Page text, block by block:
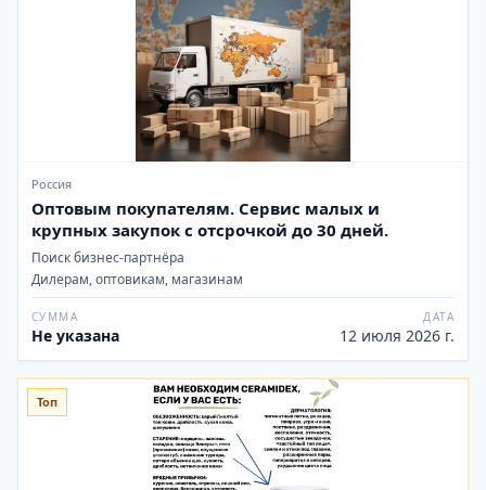
Россия
Оптовым покупателям. Сервис малых и
крупных закупок с отсрочкой до 30 дней.
Поиск бизнес-партнёра
Дилерам, оптовикам, магазинам
СУММА
Не указана
ДАТА
12 июля 2026 г.
Топ